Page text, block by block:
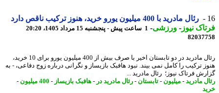
رئال مادرید با 400 میلیون یورو خرید، هنوز ترکیب ناقص دارد
نیوز-ورزشی-1 ساعت پیش - پنجشنبه 15 مرداد 1405، 20:20
رئال مادرید در دو تابستان اخیر با صرف بیش از 400 میلیون یورو برای 10 خرید،
ترکیب را کامل نمی بیند. نبود هافبک بازیساز و نگرانی درباره زوج دفاعی، - به
فرتاک نیوز؛ رئال مادرید ...
مادرید- میلیون-تابستان-رئال مادرید در- هافبک بازیساز-400 میلیون
-